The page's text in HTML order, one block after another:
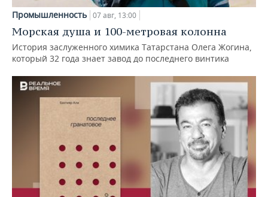
Промышленность 07 авг, 13:00
Морская душа и 100-метровая колонна
История заслуженного химика Татарстана Олега Жогина,
который 32 года знает завод до последнего винтика